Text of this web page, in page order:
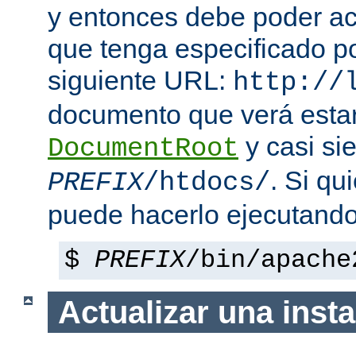
y entonces debe poder
que tenga especificado
siguiente URL: http://
documento que verá
DocumentRoot y casi
PREFIX/htdocs/. Si
puede hacerlo
$ PREFIX/bin/
Actualizar una